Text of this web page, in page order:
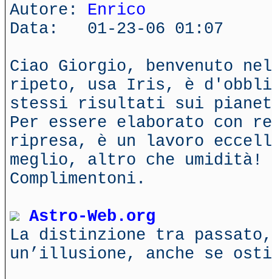
Autore: Enrico
Data: 01-23-06 01:07
Ciao Giorgio, benvenuto
ripeto, usa Iris, è
stessi risultati sui
Per essere elaborato con
ripresa, è un lavoro
meglio, altro che umidità!
Complimentoni.
Astro-Web.org
La distinzione tra
un’illusione, anche se